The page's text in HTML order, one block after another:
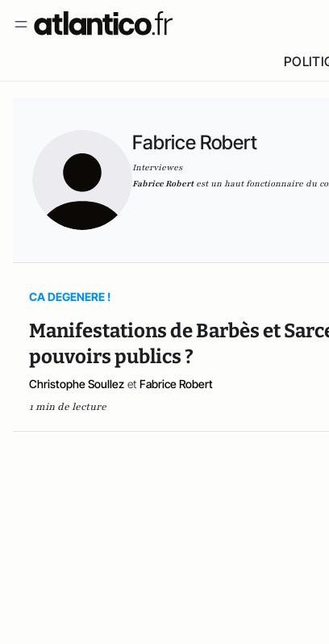
Fabrice Robert
Interviewes
Fabrice Robertest un haut fonctionnaire du
CA DEGENERE !
Manifestations de Barbès et
pouvoirs publics ?
Christophe Soullez et Fabrice Robert
1 min de lecture